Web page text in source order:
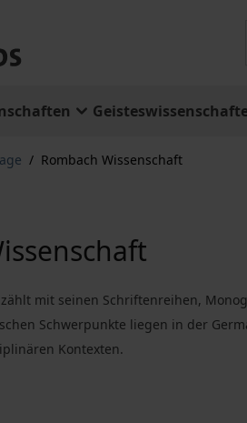
/ Rombach Wissenschaft
zählt mit seinen Schriftenreihen,
Schwerpunkte liegen in der
Kontexten.